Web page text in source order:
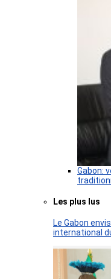
Gabon:
Les plus lus
Le Gabon
international